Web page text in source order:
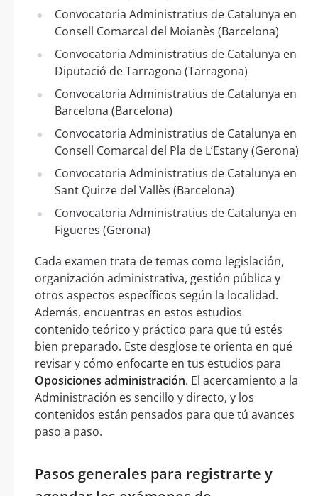
Convocatoria Administratius de Catalunya en
Consell Comarcal del Moianès (Barcelona)
Convocatoria Administratius de Catalunya en
Diputació de Tarragona (Tarragona)
Convocatoria Administratius de Catalunya en
Barcelona (Barcelona)
Convocatoria Administratius de Catalunya en
Consell Comarcal del Pla de L’Estany (Gerona)
Convocatoria Administratius de Catalunya en
Sant Quirze del Vallès (Barcelona)
Convocatoria Administratius de Catalunya en
Figueres (Gerona)
Cada examen trata de temas como legislación,
organización administrativa, gestión pública y
otros aspectos específicos según la localidad.
Además, encuentras en estos estudios
contenido teórico y práctico para que tú estés
bien preparado. Este desglose te orienta en qué
revisar y cómo enfocarte en tus estudios para
Oposiciones administración. El acercamiento a la
Administración es sencillo y directo, y los
contenidos están pensados para que tú avances
paso a paso.
Pasos generales para registrarte y